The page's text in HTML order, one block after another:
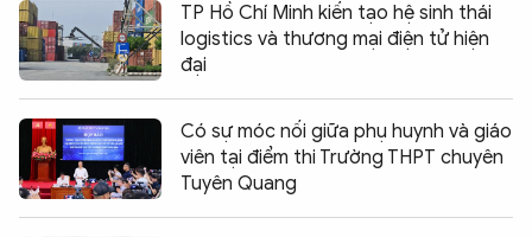
TP Hồ Chí Minh kiến tạo hệ sinh thái
logistics và thương mại điện tử hiện
đại
Có sự móc nối giữa phụ huynh và giáo
viên tại điểm thi Trường THPT chuyên
Tuyên Quang